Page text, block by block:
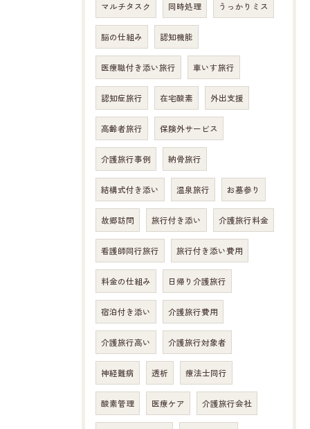
マルチタスク 同時処理 うっかりミス
脳の仕組み 認知機能
医療職付き添い旅行 車いす旅行
認知症旅行 在宅酸素 外出支援
高齢者旅行 保険外サービス
介護旅行事例 納骨旅行
結構式付き添い 温泉旅行 お墓参り
故郷訪問 旅行付き添い 介護旅行料金
看護師同行旅行 旅行付き添い費用
料金の仕組み 日帰り介護旅行
宿泊付き添い 介護旅行費用
介護旅行高い 介護旅行対象者
神経難病 透析 療法士同行
酸素管理 医療ケア 介護旅行会社